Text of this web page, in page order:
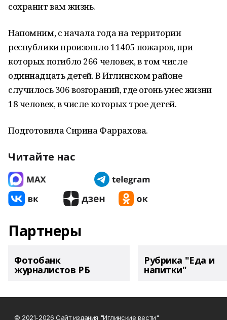
сохранит вам жизнь.
Напомним, с начала года на территории
республики произошло 11405 пожаров, при
которых погибло 266 человек, в том числе
одиннадцать детей. В Иглинском районе
случилось 306 возгораний, где огонь унес жизни
18 человек, в числе которых трое детей.
Подготовила Сирина Фаррахова.
Читайте нас
Партнеры
Фотобанк
журналистов РБ
Рубрика "Еда и
напитки"
© 2021-2026 Сайт издания "Иглинские вести"